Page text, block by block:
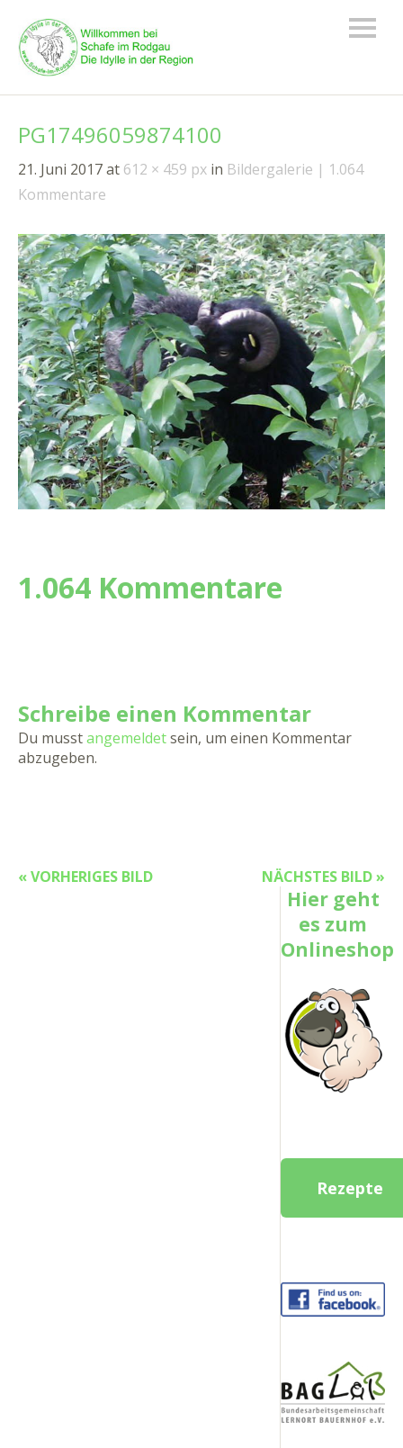
PG17496059874100
21. Juni 2017at 612 × 459 px in Bildergalerie
1.064
Kommentare
1.064 Kommentare
Schreibe einen Kommentar
Du musstangemeldetsein, um einen Kommentar
abzugeben.
« VORHERIGES BILD NÄCHSTES BILD »
Hier geht
es zum
Onlineshop
Rezepte